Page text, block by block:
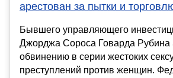
арестован за пытки и
Бывшего управляющего
Джорджа Сороса Говарда Рубина
обвинению в серии жестоких
преступлений против женщин.